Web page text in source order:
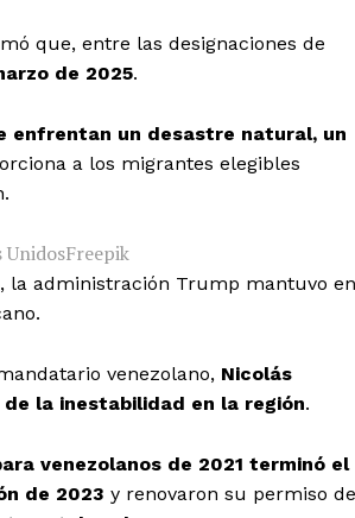
que, entre las designaciones de
de 2025.
enfrentan un desastre natural, un
a los migrantes elegibles
UnidosFreepik
la administración Trump mantuvo en
venezolano, Nicolás
la inestabilidad en la región.
venezolanos de 2021 terminó el
de 2023 y renovaron su permiso de